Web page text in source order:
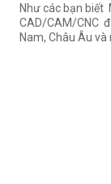
Như các bạn
CAD/CAM/CNC
Nam, Châu Âu và